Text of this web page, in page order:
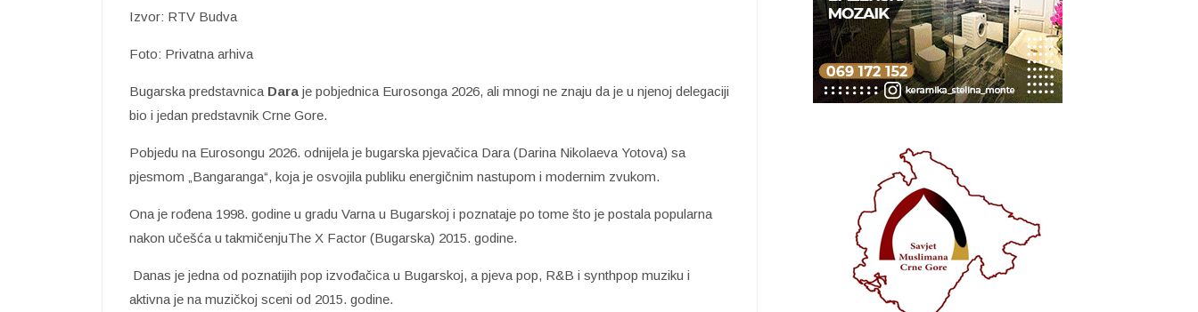
Izvor: RTV Budva
Foto: Privatna arhiva
Bugarska predstavnica Dara je pobjednica Eurosonga 2026, ali mnogi ne znaju da je u njenoj delegaciji
bio i jedan predstavnik Crne Gore.
Pobjedu na Eurosongu 2026. odnijela je bugarska pjevačica Dara (Darina Nikolaeva Yotova) sa
pjesmom „Bangaranga“, koja je osvojila publiku energičnim nastupom i modernim zvukom.
Ona je rođena 1998. godine u gradu Varna u Bugarskoj i poznataje po tome što je postala popularna
nakon učešća u takmičenjuThe X Factor (Bugarska) 2015. godine.
Danas je jedna od poznatijih pop izvođačica u Bugarskoj, a pjeva pop, R&B i synthpop muziku i
aktivna je na muzičkoj sceni od 2015. godine.